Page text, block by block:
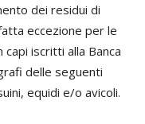
dei residui di
eccezione per le
iscritti alla Banca
delle seguenti
equidi e/o avicoli.